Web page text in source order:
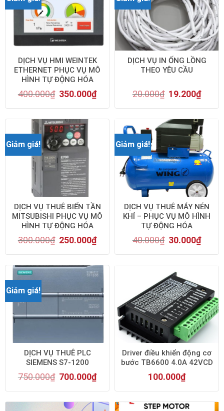
DỊCH VỤ HMI WEINTEK
ETHERNET PHỤC VỤ MÔ
HÌNH TỰ ĐỘNG HÓA
400.000₫ 350.000₫
DỊCH VỤ IN ỐNG LỒNG
THEO YÊU CẦU
20.000₫ 19.200₫
Giảm giá!
DỊCH VỤ THUÊ BIẾN TẦN
MITSUBISHI PHỤC VỤ MÔ
HÌNH TỰ ĐỘNG HÓA
300.000₫ 250.000₫
Giảm giá!
DỊCH VỤ THUÊ MÁY NÉN
KHÍ – PHỤC VỤ MÔ HÌNH
TỰ ĐỘNG HÓA
40.000₫ 30.000₫
Giảm giá!
DỊCH VỤ THUÊ PLC
SIEMENS S7-1200
750.000₫ 700.000₫
Driver điều khiển động cơ
bước TB6600 4.0A 42VCD
100.000₫